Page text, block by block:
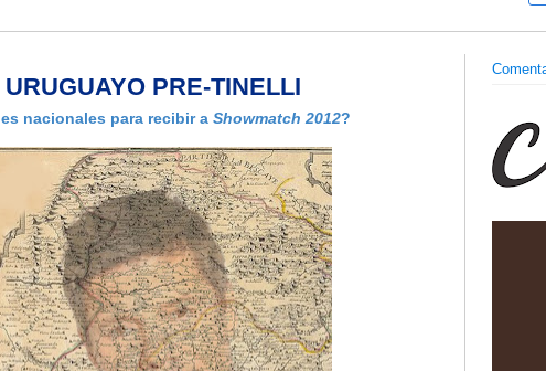
PRE-TINELLI
nacionales para recibir a Showmatch 2012?